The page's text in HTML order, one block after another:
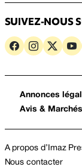
SUIVEZ-NOUS
Annonces
Avis &
A propos d’Imaz
Nous contacter